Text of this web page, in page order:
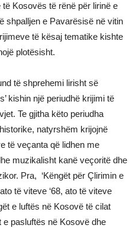
Kosovës të rënë për lirinë e
shpalljen e Pavarësisë në vitin
të kësaj tematike kishte
plotësisht.
të shprehemi lirisht së
kishin një periudhë krijimi të
Te gjitha këto periudha
natyrshëm krijojnë
të veçanta që lidhen me
muzikalisht kanë veçoritë dhe
Pra, ‘Këngët për Çlirimin e
të viteve ‘68, ato të viteve
e luftës në Kosovë të cilat
e pasluftës në Kosovë dhe